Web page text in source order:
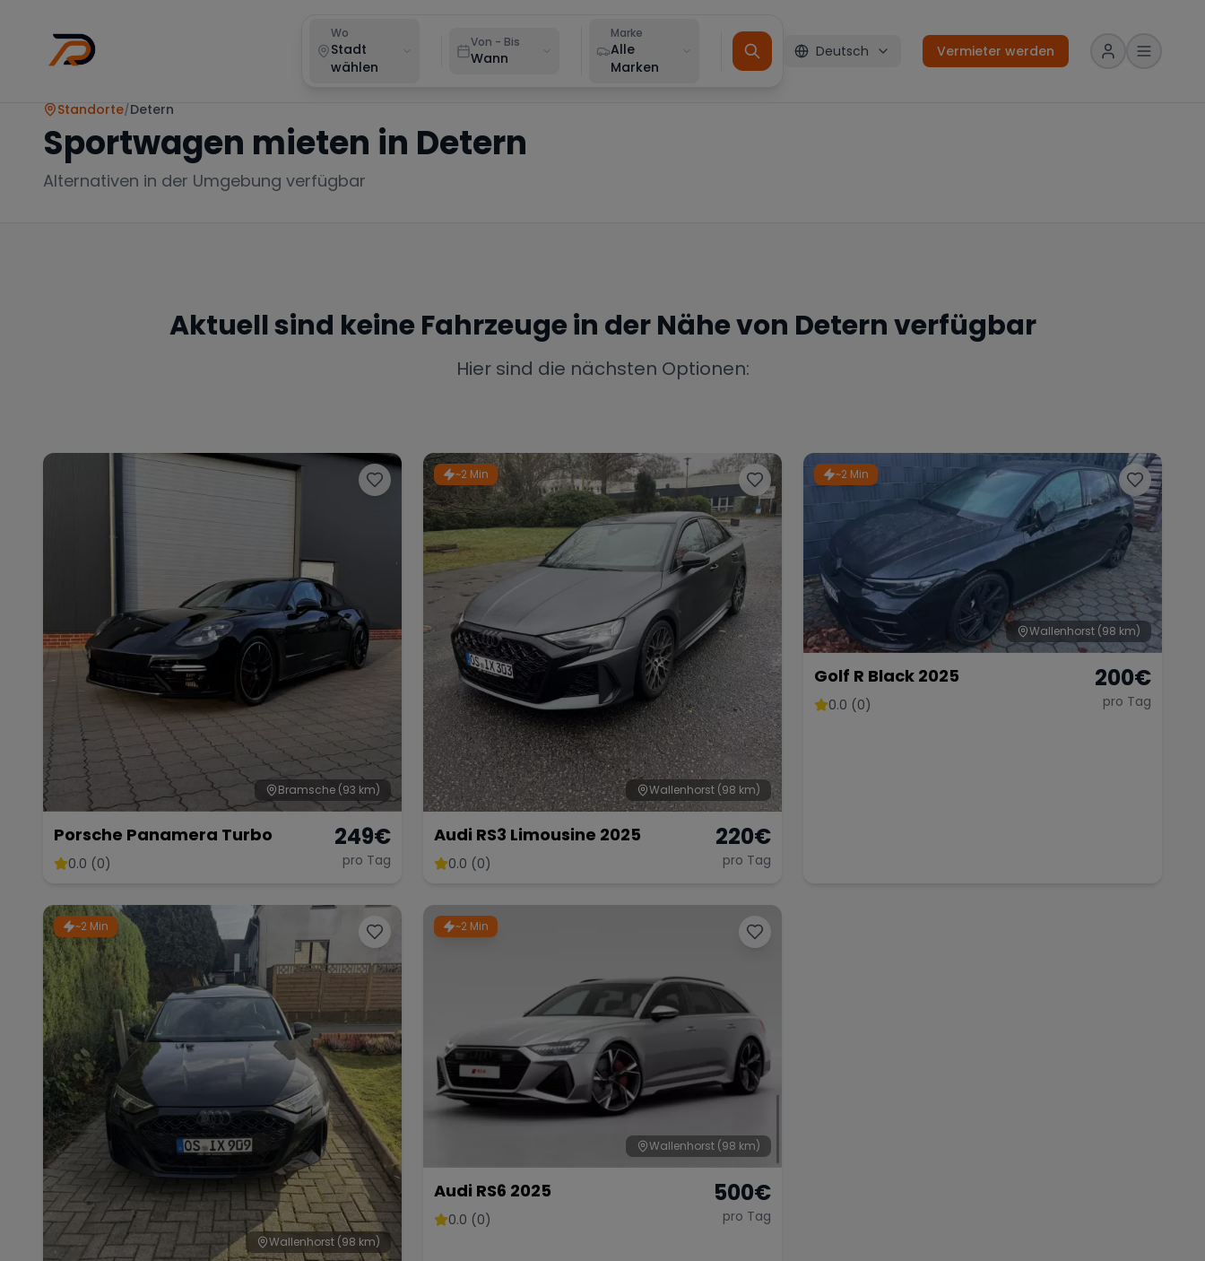
Wo
Stadt
wählen
Von - Bis
Wann
Marke
Alle
Marken
Deutsch Vermieter werden
Standorte/Detern
Sportwagen mieten in Detern
Alternativen in der Umgebung verfügbar
Aktuell sind keine Fahrzeuge in der Nähe von Deternverfügbar
Hier sind die nächsten Optionen:
Bramsche (93 km)
Porsche Panamera Turbo
0.0 (0)
249€
pro Tag
~2 Min
Wallenhorst (98 km)
Audi RS3 Limousine 2025
0.0 (0)
220€
pro Tag
~2 Min
Wallenhorst (98 km)
Golf R Black 2025
0.0 (0)
200€
pro Tag
~2 Min
Wallenhorst (98 km)
~2 Min
Wallenhorst (98 km)
Audi RS6 2025
0.0 (0)
500€
pro Tag